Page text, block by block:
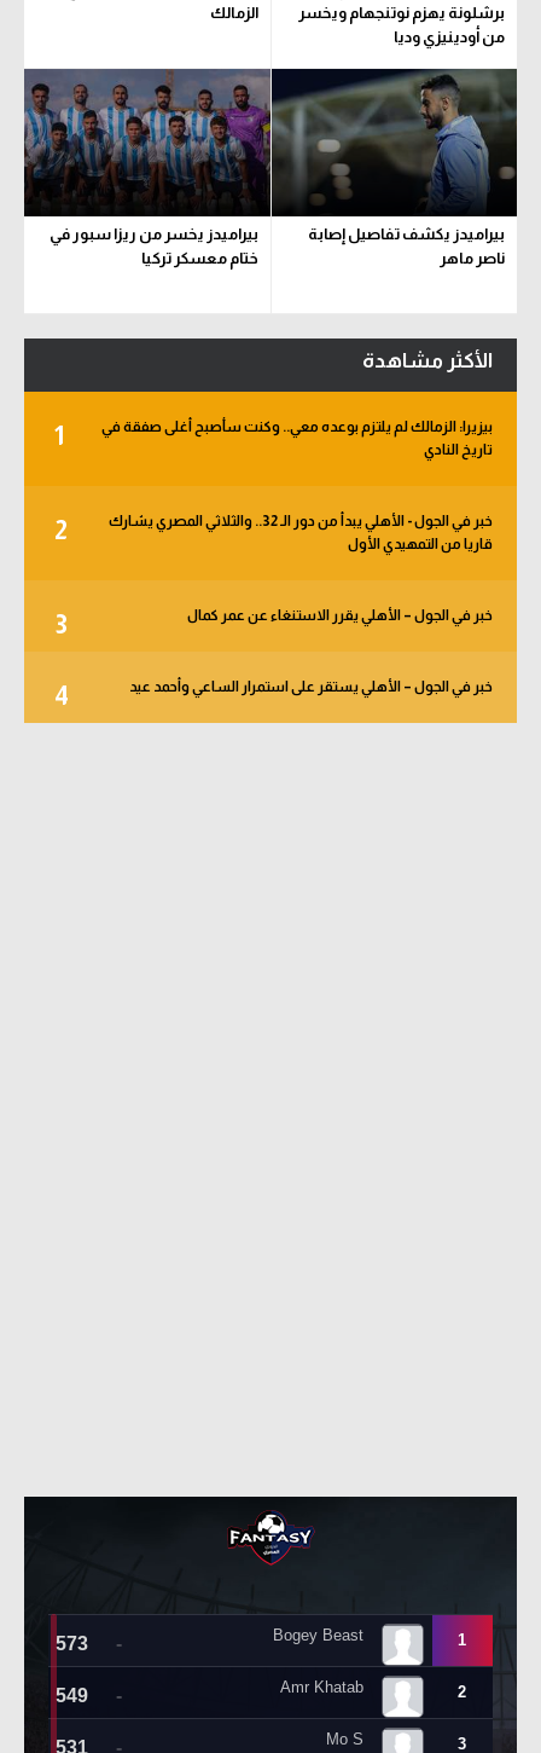
برشلونة يهزم نوتنجهام ويخسر
من أودينيزي وديا
الزمالك
بيراميدز يكشف تفاصيل إصابة
ناصر ماهر
بيراميدز يخسر من ريزا سبور في
ختام معسكر تركيا
الأكثر مشاهدة
1
بيزيرا: الزمالك لم يلتزم بوعده معي.. وكنت سأصبح أغلى صفقة في
تاريخ النادي
2
خبر في الجول - الأهلي يبدأ من دور الـ 32.. والثلاثي المصري يشارك
قاريا من التمهيدي الأول
3 خبر في الجول – الأهلي يقرر الاستنغاء عن عمر كمال
4 خبر في الجول – الأهلي يستقر على استمرار الساعي وأحمد عيد